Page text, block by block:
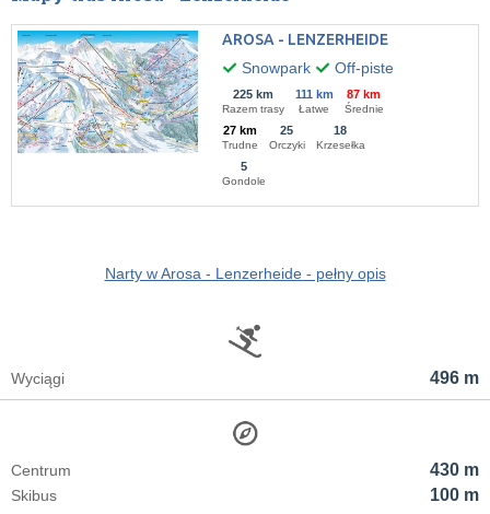
AROSA - LENZERHEIDE
Snowpark
Off-piste
225 km
Razem trasy
111 km
Łatwe
87 km
Średnie
27 km
Trudne
25
Orczyki
18
Krzesełka
5
Gondole
Narty w Arosa - Lenzerheide - pełny opis
496 m
Wyciągi
430 m
Centrum
100 m
Skibus